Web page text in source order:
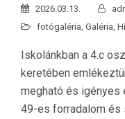
2026.03.13.
fotógaléria, Galéria,
Iskolánkban a 4.c
keretében
megható és
49-es forradalom és